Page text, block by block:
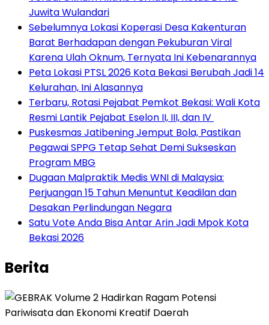
Juwita Wulandari
Sebelumnya Lokasi Koperasi Desa Kakenturan
Barat Berhadapan dengan Pekuburan Viral
Karena Ulah Oknum, Ternyata Ini Kebenarannya
Peta Lokasi PTSL 2026 Kota Bekasi Berubah Jadi 14
Kelurahan, Ini Alasannya
‎Terbaru, Rotasi Pejabat Pemkot Bekasi: Wali Kota
Resmi Lantik Pejabat Eselon II, III, dan IV ‎
Puskesmas Jatibening Jemput Bola, Pastikan
Pegawai SPPG Tetap Sehat Demi Sukseskan
Program MBG
‎Dugaan Malpraktik Medis WNI di Malaysia:
Perjuangan 15 Tahun Menuntut Keadilan dan
Desakan Perlindungan Negara
Satu Vote Anda Bisa Antar Arin Jadi Mpok Kota
Bekasi 2026
Berita